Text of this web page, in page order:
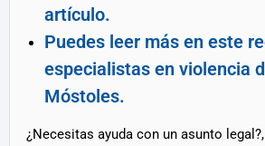
artículo.
Puedes leer más en este
especialistas en violencia
Móstoles.
¿Necesitas ayuda con un asunto